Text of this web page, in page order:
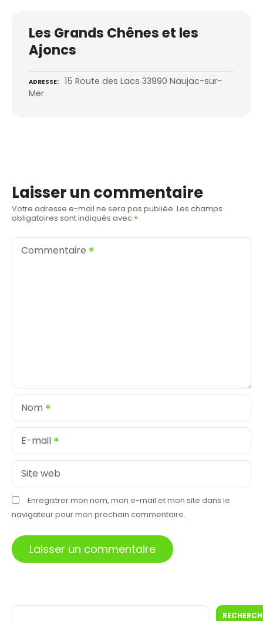
Les Grands Chênes et les
Ajoncs
ADRESSE
15 Route des Lacs 33990 Naujac-sur-
Mer
Laisser un commentaire
Votre adresse e-mail ne sera pas publiée. Les champs
obligatoires sont indiqués avec
Commentaire
Nom
E-mail
Site web
Enregistrer mon nom, mon e-mail et mon site dans le
navigateur pour mon prochain commentaire.